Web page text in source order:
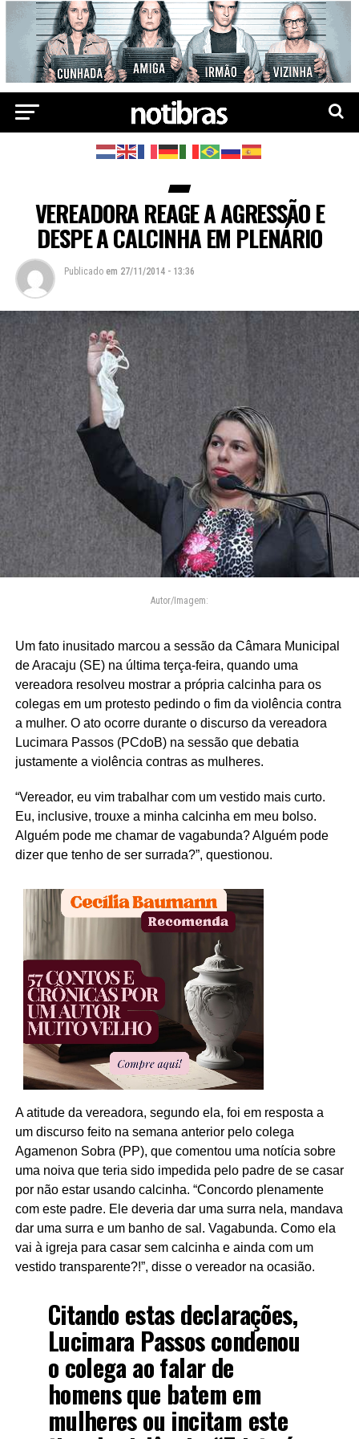
VEREADORA REAGE A AGRESSÃO E
DESPE A CALCINHA EM PLENÁRIO
Publicado em 27/11/2014 - 13:36
Autor/Imagem:
Um fato inusitado marcou a sessão da Câmara Municipal
de Aracaju (SE) na última terça-feira, quando uma
vereadora resolveu mostrar a própria calcinha para os
colegas em um protesto pedindo o fim da violência contra
a mulher. O ato ocorre durante o discurso da vereadora
Lucimara Passos (PCdoB) na sessão que debatia
justamente a violência contras as mulheres.
“Vereador, eu vim trabalhar com um vestido mais curto.
Eu, inclusive, trouxe a minha calcinha em meu bolso.
Alguém pode me chamar de vagabunda? Alguém pode
dizer que tenho de ser surrada?”, questionou.
A atitude da vereadora, segundo ela, foi em resposta a
um discurso feito na semana anterior pelo colega
Agamenon Sobra (PP), que comentou uma notícia sobre
uma noiva que teria sido impedida pelo padre de se casar
por não estar usando calcinha. “Concordo plenamente
com este padre. Ele deveria dar uma surra nela, mandava
dar uma surra e um banho de sal. Vagabunda. Como ela
vai à igreja para casar sem calcinha e ainda com um
vestido transparente?!”, disse o vereador na ocasião.
Citando estas declarações,
Lucimara Passos condenou
o colega ao falar de
homens que batem em
mulheres ou incitam este